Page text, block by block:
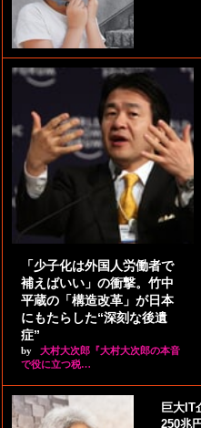
「少子化は外国人労働者で
補えばいい」の衝撃。竹中
平蔵の「構造改革」が日本
にもたらした“深刻な後遺
症”
by
大村大次郎『大村大次郎の本音
で役に立つ税…
巨大IT
250兆